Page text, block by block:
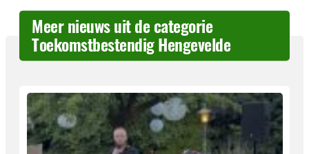
Meer nieuws uit de categorie
Toekomstbestendig Hengevelde